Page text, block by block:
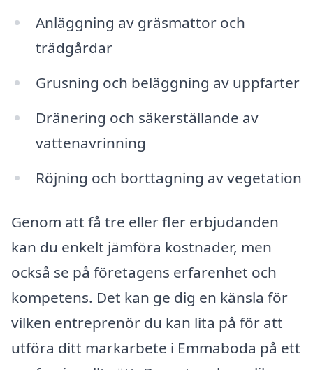
Anläggning av gräsmattor och
trädgårdar
Grusning och beläggning av uppfarter
Dränering och säkerställande av
vattenavrinning
Röjning och borttagning av vegetation
Genom att få tre eller fler erbjudanden
kan du enkelt jämföra kostnader, men
också se på företagens erfarenhet och
kompetens. Det kan ge dig en känsla för
vilken entreprenör du kan lita på för att
utföra ditt markarbete i Emmaboda på ett